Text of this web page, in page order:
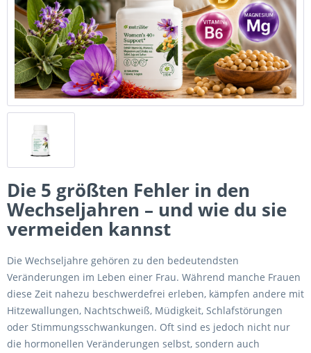
Die 5 größten Fehler in den
Wechseljahren – und wie du sie
vermeiden kannst
Die Wechseljahre gehören zu den bedeutendsten
Veränderungen im Leben einer Frau. Während manche Frauen
diese Zeit nahezu beschwerdefrei erleben, kämpfen andere mit
Hitzewallungen, Nachtschweiß, Müdigkeit, Schlafstörungen
oder Stimmungsschwankungen. Oft sind es jedoch nicht nur
die hormonellen Veränderungen selbst, sondern auch